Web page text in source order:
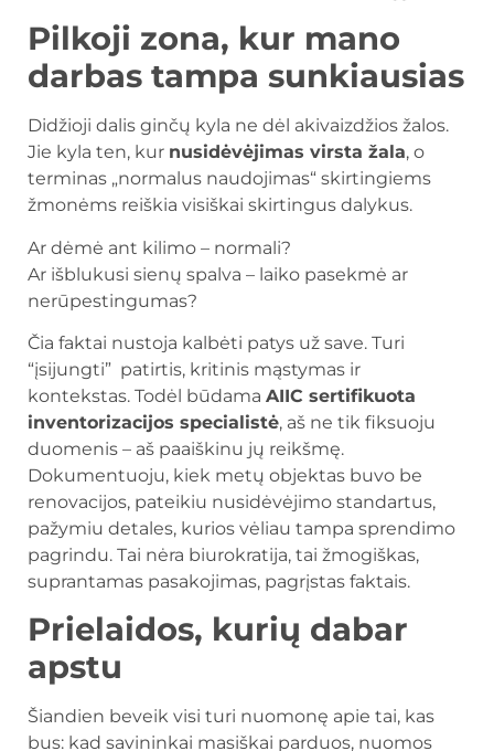
Pilkoji zona, kur mano
darbas tampa sunkiausias
Didžioji dalis ginčų kyla ne dėl akivaizdžios žalos.
Jie kyla ten, kur nusidėvėjimas virsta žala, o
terminas „normalus naudojimas“ skirtingiems
žmonėms reiškia visiškai skirtingus dalykus.
Ar dėmė ant kilimo – normali?
Ar išblukusi sienų spalva – laiko pasekmė ar
nerūpestingumas?
Čia faktai nustoja kalbėti patys už save. Turi
“įsijungti” patirtis, kritinis mąstymas ir
kontekstas. Todėl būdama AIIC sertifikuota
inventorizacijos specialistė, aš ne tik fiksuoju
duomenis – aš paaiškinu jų reikšmę.
Dokumentuoju, kiek metų objektas buvo be
renovacijos, pateikiu nusidėvėjimo standartus,
pažymiu detales, kurios vėliau tampa sprendimo
pagrindu. Tai nėra biurokratija, tai žmogiškas,
suprantamas pasakojimas, pagrįstas faktais.
Prielaidos, kurių dabar
apstu
Šiandien beveik visi turi nuomonę apie tai, kas
bus: kad savininkai masiškai parduos, nuomos